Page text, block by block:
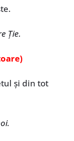
Ţie.
şi din tot